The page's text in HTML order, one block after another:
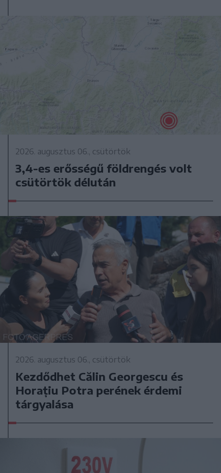
2026. augusztus 06., csütörtök
3,4-es erősségű földrengés volt
csütörtök délután
2026. augusztus 06., csütörtök
Kezdődhet Călin Georgescu és
Horațiu Potra perének érdemi
tárgyalása